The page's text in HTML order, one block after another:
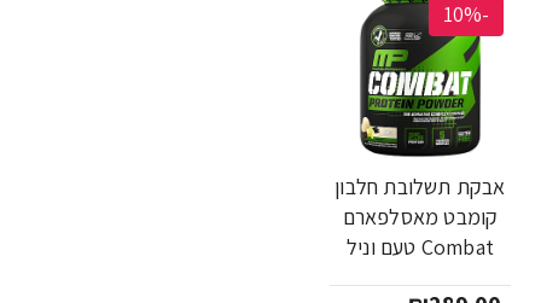
-10%
אבקת תשלובת חלבון
קומבט מאסלפארם
Combat טעם וניל